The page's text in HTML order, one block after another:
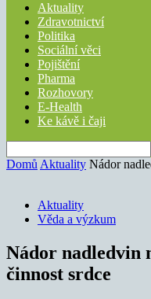
Aktuality
Zdravotnictví
Politika
Sociální věci
Pojištění
Pharma
Rozhovory
E-Health
Ke kávě i čaji
Domů Aktuality Nádor
Aktuality
Věda a výzkum
Nádor nadledvin
činnost srdce